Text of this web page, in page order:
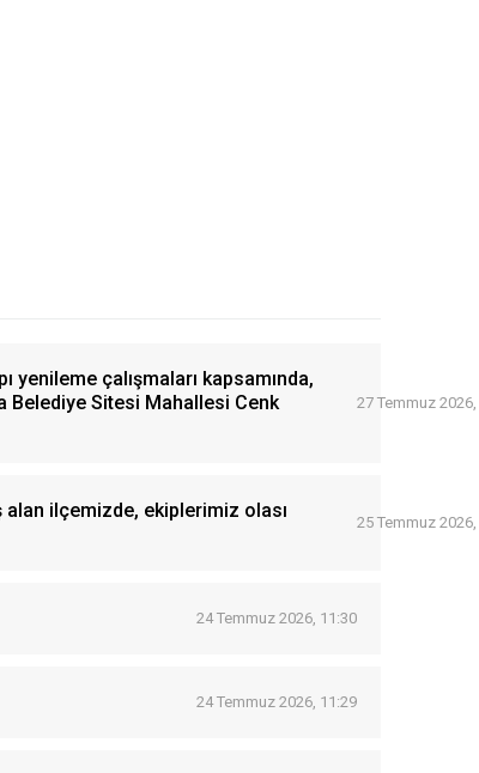
çalışmaları kapsamında,
Belediye Sitesi Mahallesi Cenk
27 Temmuz
alan ilçemizde, ekiplerimiz olası
25 Temmuz
24 Temmuz 2026, 11:30
24 Temmuz 2026, 11:29